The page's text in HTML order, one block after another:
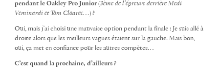
pendant le Oakley Pro Junior(3ème de l’épreuve derrière Medi
Veminardi et Tom Cloarec…) ?
Oui, mais j’ai choisi une mauvaise option pendant la finale : Je suis allé à
droite alors que les meilleurs vagues étaient sur la gauche. Mais bon,
oui, ça met en confiance pour les autres compètes…
C’est quand la prochaine, d’ailleurs ?